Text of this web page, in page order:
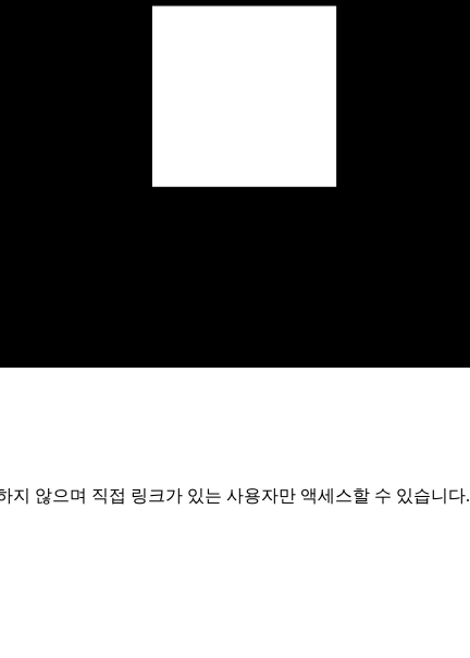
않으며 직접 링크가 있는 사용자만 액세스할 수 있습니다.